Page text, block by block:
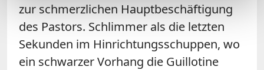
zur schmerzlichen Hauptbeschäftigung
des Pastors. Schlimmer als die letzten
Sekunden im Hinrichtungsschuppen, wo
ein schwarzer Vorhang die Guillotine